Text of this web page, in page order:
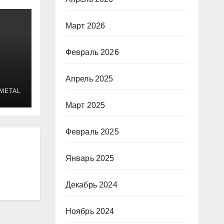
Март 2026
Февраль 2026
Апрель 2025
Март 2025
Февраль 2025
Январь 2025
Декабрь 2024
Ноябрь 2024